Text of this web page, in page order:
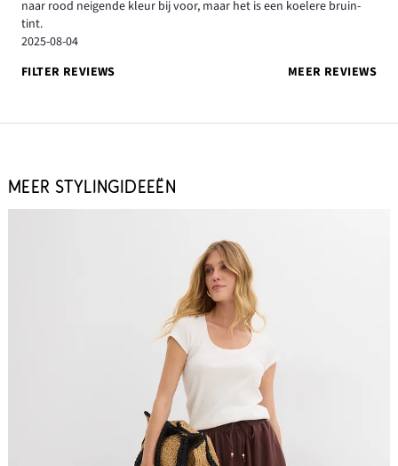
naar rood neigende kleur bij voor, maar het is een koelere bruin-
tint.
2025-08-04
FILTER REVIEWS
MEER REVIEWS
MEER STYLINGIDEEËN